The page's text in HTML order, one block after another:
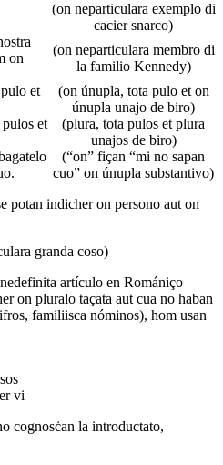
(on neparticulara exemplo di
cacier snarco)
on
(on neparticulara membro di
la familio Kennedy)
et
(on únupla, tota pulo et on
únupla unajo de biro)
et
(plura, tota pulos et plura
unajos de biro)
(“on” fiçan “mi no sapan
cuo” on únupla substantivo)
potan indicher on persono aut on
granda coso)
artículo en Romániço
on pluralo taçata aut cua no haban
familiisca nóminos), hom usan
vi
cognosċan la introductato,